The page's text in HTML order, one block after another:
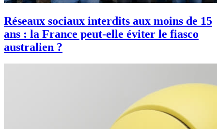
Réseaux sociaux interdits aux moins de 15
ans : la France peut-elle éviter le fiasco
australien ?